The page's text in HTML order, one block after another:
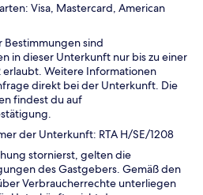
Visa, Mastercard, American
sind
in dieser Unterkunft nur bis zu einer
erlaubt. Weitere Informationen
direkt bei der Unterkunft. Die
findest du auf
der Unterkunft: RTA H/SE/1208
stornierst, gelten die
des Gastgebers. Gemäß den
Verbraucherrechte unterliegen